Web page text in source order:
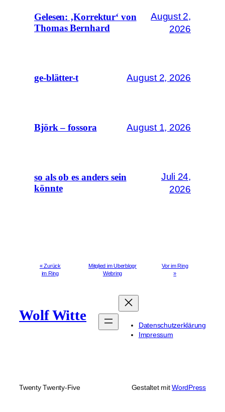
Gelesen: ‚Korrektur‘ von
Thomas Bernhard
August 2,
2026
ge-blätter-t August 2, 2026
Björk – fossora August 1, 2026
so als ob es anders sein
könnte
Juli 24,
2026
« Zurück
im Ring
Mitglied im Uberblogr
Webring
Vor im Ring
»
Wolf Witte
Datenschutzerklärung
Impressum
Twenty Twenty-Five Gestaltet mitWordPress